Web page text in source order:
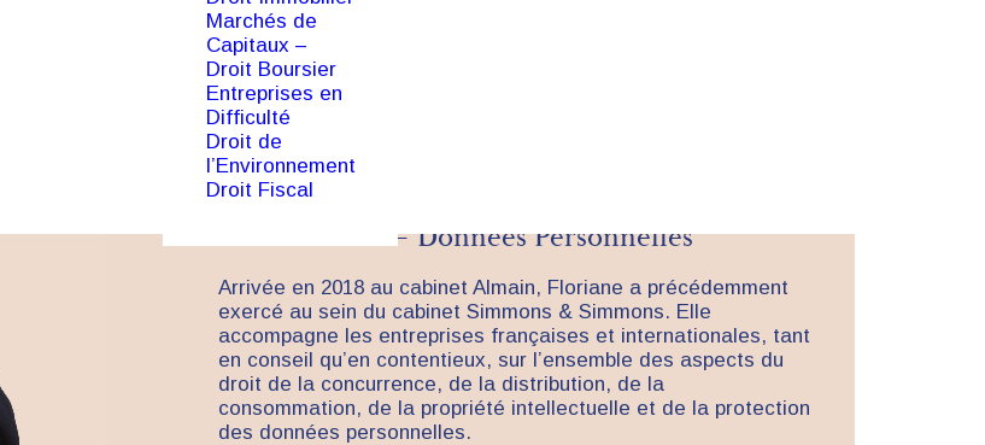
Marchés de
Capitaux –
Droit Boursier
Entreprises en
Difficulté
Droit de
l’Environnement
Droit Fiscal
COLLABORATRICE
Floriane Aufaure
Concurrence – Distribution – Propriété
intellectuelle – Données Personnelles
Arrivée en 2018 au cabinet Almain, Floriane a précédemment
exercé au sein du cabinet Simmons & Simmons. Elle
accompagne les entreprises françaises et internationales, tant
en conseil qu’en contentieux, sur l’ensemble des aspects du
droit de la concurrence, de la distribution, de la
consommation, de la propriété intellectuelle et de la protection
des données personnelles.